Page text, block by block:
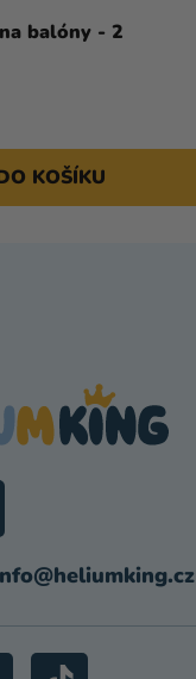
balóny - 2
KOŠÍKU
@heliumking.cz